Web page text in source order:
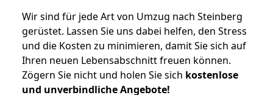
Wir sind für jede Art von Umzug nach Steinberg
gerüstet. Lassen Sie uns dabei helfen, den Stress
und die Kosten zu minimieren, damit Sie sich auf
Ihren neuen Lebensabschnitt freuen können.
Zögern Sie nicht und holen Sie sich kostenlose
und unverbindliche Angebote!